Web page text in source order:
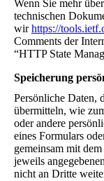
Wenn Sie mehr
technischen
wirhttps://
Comments der
“HTTP State
Speicherung
Persönliche Daten,
übermitteln, wie
oder andere
eines Formulars
gemeinsam mit
jeweils
nicht an Dritte